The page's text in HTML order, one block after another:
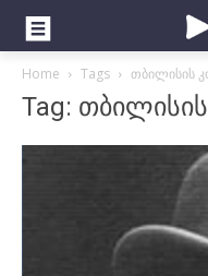
Home Tags თბილისის
Tag: